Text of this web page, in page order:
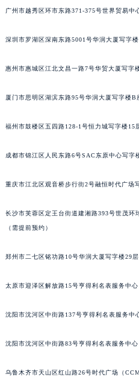
广州市越秀区环市东路371-375号世界贸易中
深圳市罗湖区深南东路5001号华润大厦写字
惠州市惠城区江北文昌一路7号华贸大厦写字
厦门市思明区湖滨东路95号华润大厦写字楼B
福州市鼓楼区五四路128-1号恒力城写字楼15
成都市锦江区人民东路6号SAC东原中心写字
重庆市江北区观音桥步行街2号融恒时代广场
长沙市芙蓉区定王台街道建湘路393号世茂环
（需提前预约）
郑州市二七区铭功路10号华润大厦写字楼29
太原市迎泽区解放路15号亨得利名表服务中
沈阳市沈河区中街路137号亨得利名表服务中
沈阳市沈河区中街路83号亨得利名表服务中
乌鲁木齐市天山区红山路26号时代广场（